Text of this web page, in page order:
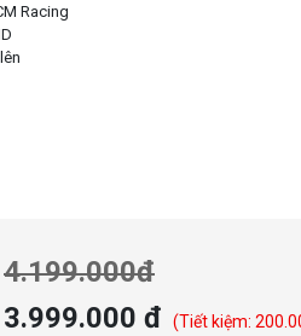
Racing
4.199.000đ
3.999.000 đ
(Tiết kiệm: